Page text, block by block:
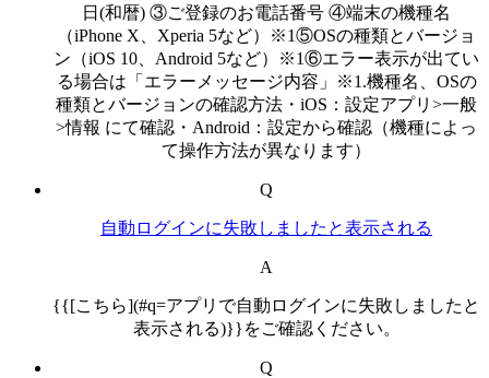
日(和暦) ③ご登録のお電話番号 ④端末の機種名
（iPhone X、Xperia 5など）※1⑤OSの種類とバージョ
ン（iOS 10、Android 5など）※1⑥エラー表示が出てい
る場合は「エラーメッセージ内容」※1.機種名、OSの
種類とバージョンの確認方法・iOS：設定アプリ>一般
>情報 にて確認・Android：設定から確認（機種によっ
て操作方法が異なります）
Q
自動ログインに失敗しましたと表示される
A
{{[こちら](#q=アプリで自動ログインに失敗しましたと
表示される)}}をご確認ください。
Q